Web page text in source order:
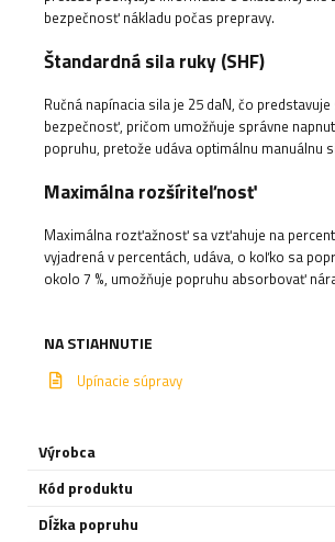
bezpečnosť nákladu počas prepravy.
Štandardná sila ruky (SHF)
Ručná napínacia sila je 25 daN, čo
bezpečnosť, pričom umožňuje správne
popruhu, pretože udáva optimálnu manuálnu
Maximálna rozšíriteľnosť
Maximálna rozťažnosť sa vzťahuje na
vyjadrená v percentách, udáva, o koľko sa
okolo 7 %, umožňuje popruhu absorbovať
NA STIAHNUTIE
Upínacie súpravy
Výrobca
Kód produktu
Dĺžka popruhu